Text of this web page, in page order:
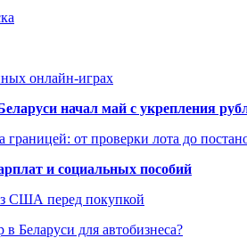
онлайн-играх
начал май с укрепления
от проверки лота до
и социальных пособий
США перед покупкой
Беларуси для автобизнеса?